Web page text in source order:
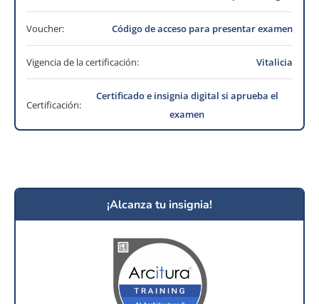
Voucher: Código de acceso para presentar examen
Vigencia de la certificación: Vitalicia
Certificación:
Certificado e insignia digital si aprueba el
examen
¡Alcanza tu insignia!